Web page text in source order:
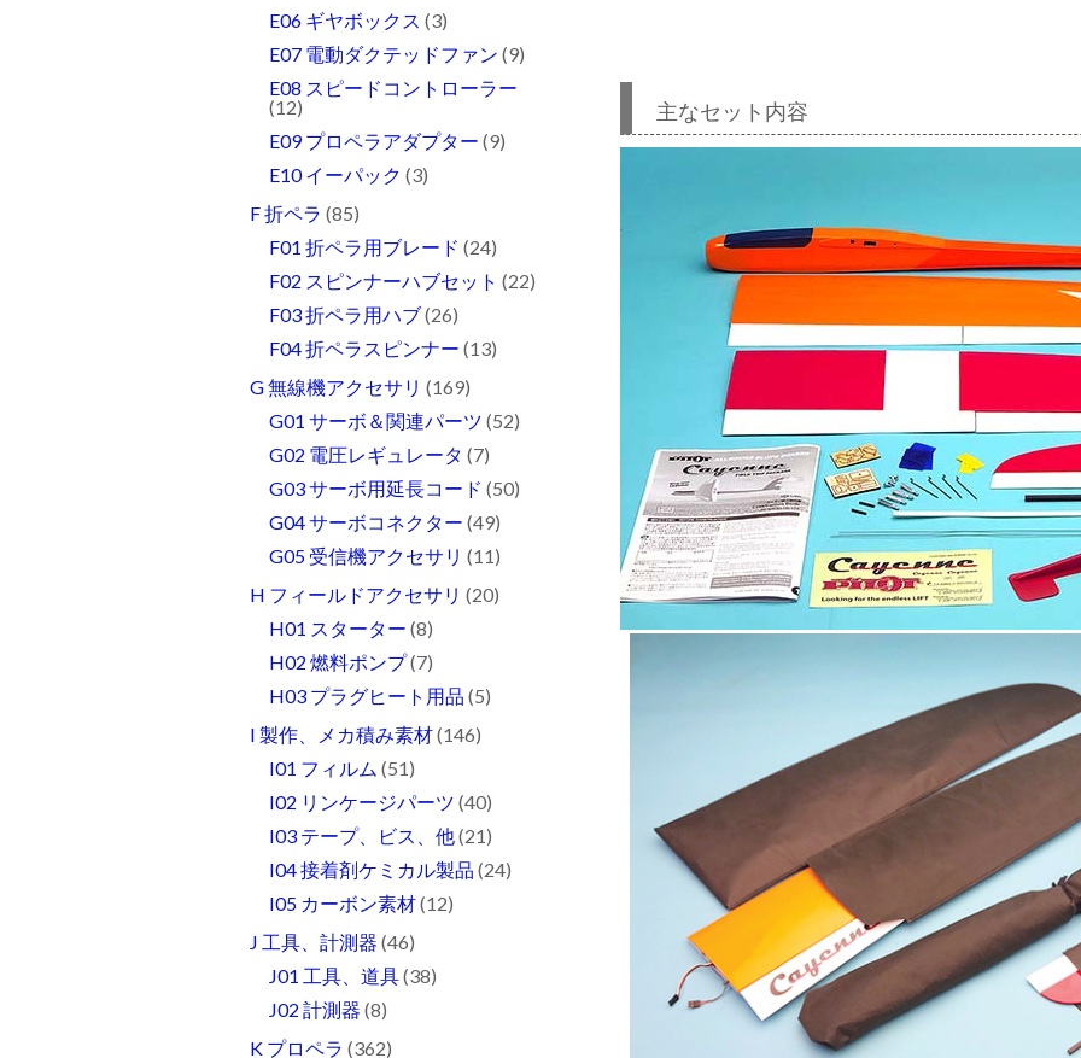
主なセット内容
E06 ギヤボックス (3)
E07 電動ダクテッドファン (9)
E08 スピードコントローラー
(12)
E09 プロペラアダプター (9)
E10 イーパック (3)
F 折ペラ (85)
F01 折ペラ用ブレード (24)
F02 スピンナーハブセット (22)
F03 折ペラ用ハブ(26)
F04 折ペラスピンナー (13)
G 無線機アクセサリ (169)
G01 サーボ＆関連パーツ (52)
G02 電圧レギュレータ (7)
G03 サーボ用延長コード (50)
G04 サーボコネクター (49)
G05 受信機アクセサリ (11)
H フィールドアクセサリ (20)
H01 スターター (8)
H02 燃料ポンプ(7)
H03 プラグヒート用品 (5)
I 製作、メカ積み素材(146)
I01 フィルム (51)
I02 リンケージパーツ (40)
I03 テープ、ビス、他(21)
I04 接着剤ケミカル製品 (24)
I05 カーボン素材(12)
J 工具、計測器 (46)
J01 工具、道具(38)
J02 計測器 (8)
K プロペラ (362)